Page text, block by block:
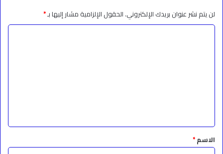
لن يتم نشر عنوان بريدك الإلكتروني.الحقول الإلزامية مشار إليها بـ*
*الاسم*